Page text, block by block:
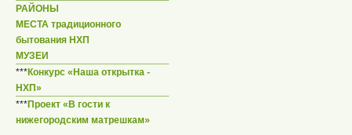
РАЙОНЫ
МЕСТА традиционного
бытования НХП
МУЗЕИ
***Конкурс «Наша открытка -
НХП»
***Проект «В гости к
нижегородским матрешкам»